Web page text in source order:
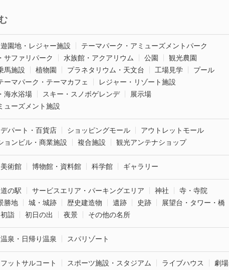
遊園地・レジャー施設
テーマパーク・アミューズメントパーク
サファリパーク
水族館・アクアリウム 公園
観光農園
馬施設
植物園 プラネタリウム・天文台 工場見学
プール
ーマパーク・テーマカフェ
レジャー・リゾート施設
海水浴場
スキー・スノボゲレンデ
展示場
ューズメント施設
デパート・百貨店 ショッピングモール
アウトレットモール
ョンビル・商業施設
複合施設 観光アンテナショップ
美術館 博物館・資料館 科学館 ギャラリー
道の駅 サービスエリア・パーキングエリア 神社
寺・寺院
勝地
城・城跡 歴史建造物 遺跡 史跡
展望台・タワー・橋
初詣 初日の出 夜景 その他の名所
温泉・日帰り温泉 スパリゾート
フットサルコート スポーツ施設・スタジアム ライブハウス
劇場